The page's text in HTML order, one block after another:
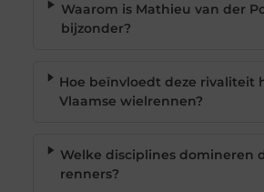
Waarom is Mathieu van der
bijzonder?
Hoe beïnvloedt deze rivaliteit
Vlaamse wielrennen?
Welke disciplines domineren
renners?